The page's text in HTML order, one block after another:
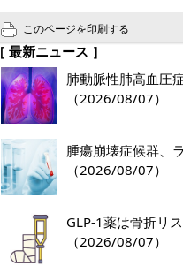
このページを印刷する
［ 最新ニュース ］
肺動脈性肺高血圧
（2026/08/07）
腫瘍崩壊症候群、
（2026/08/07）
GLP-1薬は骨折リ
（2026/08/07）